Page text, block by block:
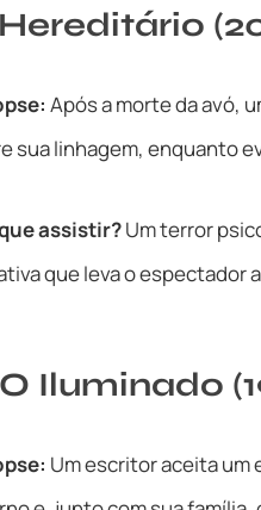
Após a morte da avó,
sua linhagem, enquanto
assistir?Um terror
que leva o espectador
Iluminado
Um escritor aceita um